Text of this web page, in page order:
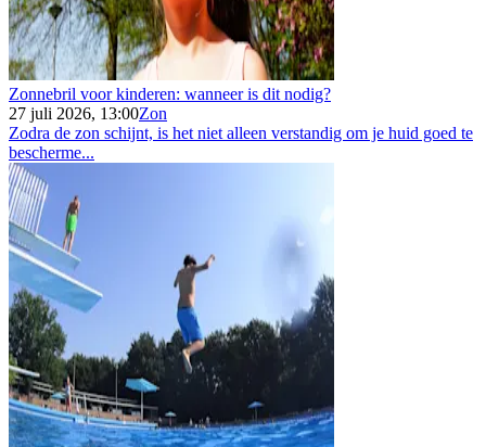
Zonnebril voor kinderen: wanneer is dit nodig?
27 juli 2026, 13:00Zon
Zodra de zon schijnt, is het niet alleen verstandig om je huid goed te
bescherme...